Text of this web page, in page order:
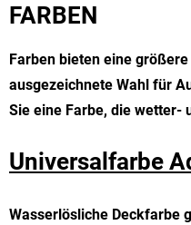
FARBEN
Farben bieten eine
ausgezeichnete Wahl für
Sie eine Farbe, die wetter-
Universalfarbe
Wasserlösliche Deckfarbe